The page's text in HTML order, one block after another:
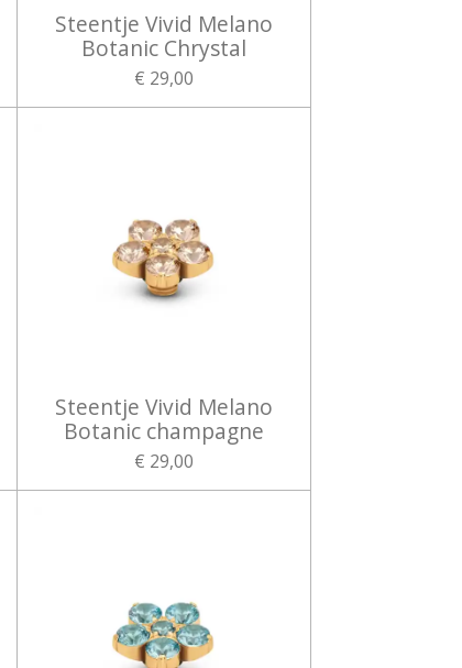
Steentje Vivid Melano
Botanic Chrystal
€ 29,00
Steentje Vivid Melano
Botanic champagne
€ 29,00